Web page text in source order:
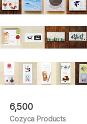
6,500
Cozyca Products